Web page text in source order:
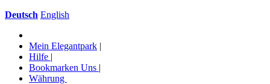
Deutsch English
Mein Elegantpark |
Hilfe |
Bookmarken Uns |
Währung